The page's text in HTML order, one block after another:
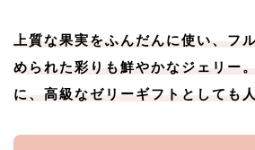
上質な果実をふんだんに使い、フ
められた彩りも鮮やかなジェリー
に、高級なゼリーギフトとしても